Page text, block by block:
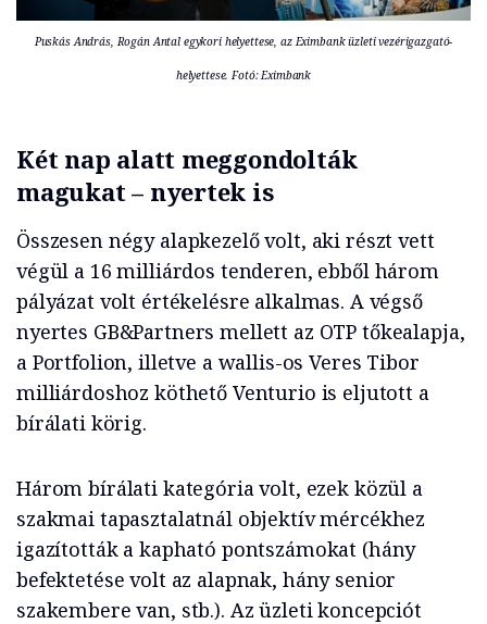
Puskás András, Rogán Antal egykori helyettese, az Eximbank üzleti vezérigazgató-
helyettese. Fotó: Eximbank
Két nap alatt meggondolták
magukat – nyertek is
Összesen négy alapkezelő volt, aki részt vett
végül a 16 milliárdos tenderen, ebből három
pályázat volt értékelésre alkalmas. A végső
nyertes GB&Partners mellett az OTP tőkealapja,
a Portfolion, illetve a wallis-os Veres Tibor
milliárdoshoz köthető Venturio is eljutott a
bírálati körig.
Három bírálati kategória volt, ezek közül a
szakmai tapasztalatnál objektív mércékhez
igazították a kapható pontszámokat (hány
befektetése volt az alapnak, hány senior
szakembere van, stb.). Az üzleti koncepciót